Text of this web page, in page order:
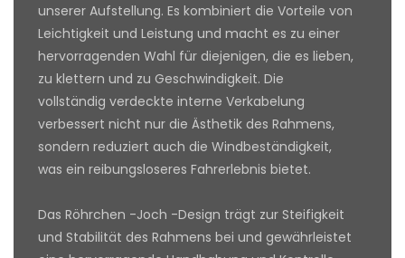
unserer Aufstellung. Es kombiniert die Vorteile von
Leichtigkeit und Leistung und macht es zu einer
hervorragenden Wahl für diejenigen, die es lieben,
zu klettern und zu Geschwindigkeit. Die
vollständig verdeckte interne Verkabelung
verbessert nicht nur die Ästhetik des Rahmens,
sondern reduziert auch die Windbeständigkeit,
was ein reibungsloseres Fahrerlebnis bietet.
Das Röhrchen -Joch -Design trägt zur Steifigkeit
und Stabilität des Rahmens bei und gewährleistet